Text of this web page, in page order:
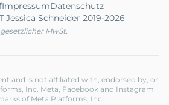
Jessica Schneider 2019-2026
MwSt.
ImpressumDatenschutz
and is not affiliated with, endorsed by, or
Inc. Meta, Facebook and Instagram
of Meta Platforms, Inc.